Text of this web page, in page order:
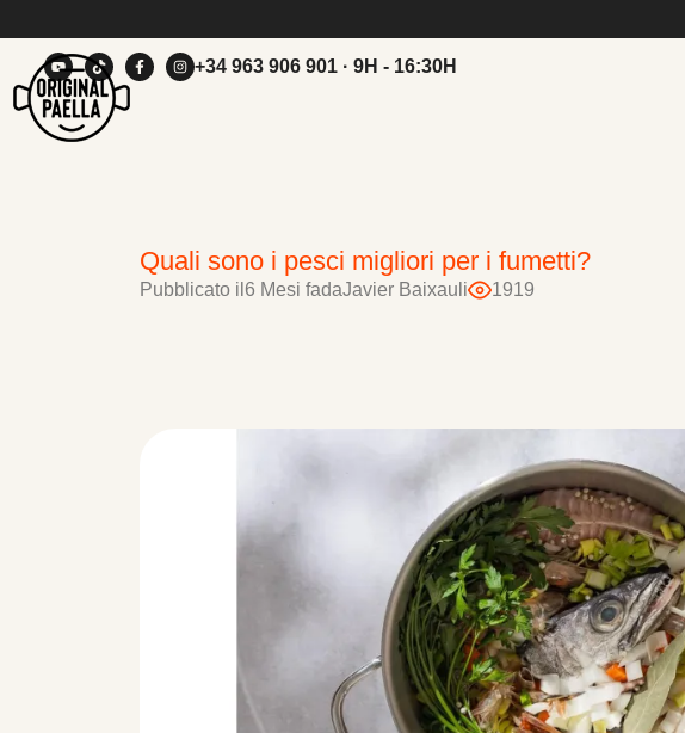
+34 963 906 901· 9H - 16:30H
Quali sono i pesci migliori per i fumetti?
Pubblicato il 6 Mesi fadaJavier Baixauli 1919